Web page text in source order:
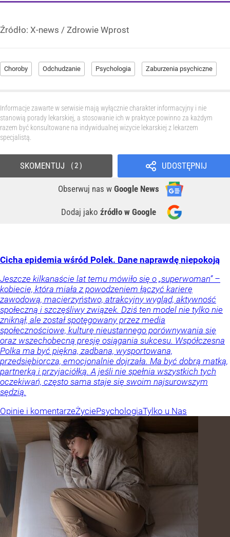
Źródło: X-news / Zdrowie Wprost
Choroby Odchudzanie Psychologia Zaburzenia psychiczne
Informacje zawarte w serwisie mają wyłącznie charakter informacyjny i nie
stanowią porady lekarskiej, a stosowanie ich w praktyce powinno za każdym
razem być konsultowane na indywidualnej wizycie lekarskiej z lekarzem
specjalistą.
UDOSTĘPNIJ
Obserwuj nas w Google News
Dodaj jako źródło w Google
SKOMENTUJ 2
Cicha epidemia wśród Polek. Dane naprawdę niepokoją
Jeszcze kilkanaście lat temu mówiło się o „superwoman” –
kobiecie, która miała z powodzeniem łączyć karierę
zawodową, macierzyństwo, atrakcyjny wygląd, aktywność
społeczną i szczęśliwy związek. Dziś ten model nie tylko nie
zniknął, ale został spotęgowany przez media
społecznościowe, kulturę nieustannego porównywania się
oraz wszechobecną presję osiągania sukcesu. Współczesna
Polka ma być piękna, zadbana, wysportowana,
przedsiębiorcza, emocjonalnie dojrzała. Ma być dobrą matką,
partnerką i przyjaciółką. A jeśli nie spełnia wszystkich tych
oczekiwań, często sama staje się swoim najsurowszym
sędzią.
Opinie i komentarzeŻyciePsychologiaTylko u Nas